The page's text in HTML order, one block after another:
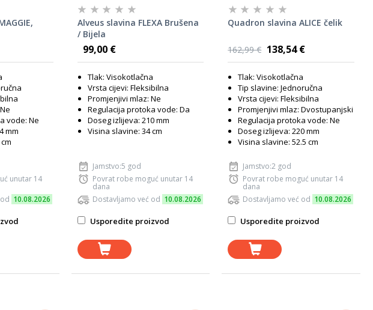
vode: Ne
mm
unutar 14
10.08.2026
Alveus slavina FLEXA Brušena
/ Bijela
99,00 €
Tlak: Visokotlačna
Vrsta cijevi: Fleksibilna
Promjenjivi mlaz: Ne
Regulacija protoka vode: Da
Doseg izlijeva: 210 mm
Visina slavine: 34 cm
Jamstvo:5 god
Povrat robe moguć unutar 14
dana
Dostavljamo već od 10.08.2026
Usporedite proizvod
Quadron slavina ALICE čelik
162,99 € 138,54 €
Tlak: Visokotlačna
Tip slavine: Jednoručna
Vrsta cijevi: Fleksibilna
Promjenjivi mlaz: Dvostupanjski
Regulacija protoka vode: Ne
Doseg izlijeva: 220 mm
Visina slavine: 52.5 cm
Jamstvo:2 god
Povrat robe moguć unutar 14
dana
Dostavljamo već od 10.08.2026
Usporedite proizvod